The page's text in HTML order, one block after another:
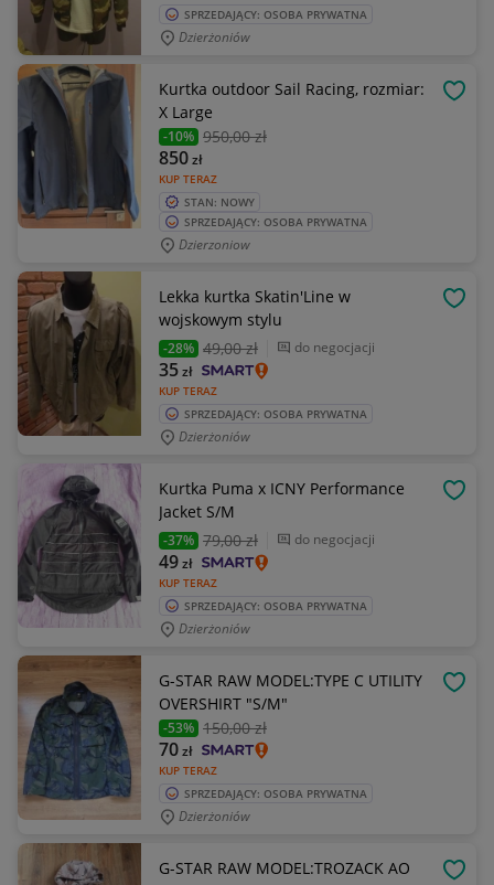
SPRZEDAJĄCY: OSOBA PRYWATNA
Dzierżoniów
Kurtka outdoor Sail Racing, rozmiar:
X Large
-10% 950,00 zł
KUP TERAZ
850zł
STAN: NOWY
SPRZEDAJĄCY: OSOBA PRYWATNA
Dzierzoniow
Lekka kurtka Skatin'Line w
wojskowym stylu
-28% 49,00 zł do negocjacji
KUP TERAZ
35zł
SPRZEDAJĄCY: OSOBA PRYWATNA
Dzierżoniów
Kurtka Puma x ICNY Performance
Jacket S/M
-37% 79,00 zł do negocjacji
KUP TERAZ
49zł
SPRZEDAJĄCY: OSOBA PRYWATNA
Dzierżoniów
G-STAR RAW MODEL:TYPE C UTILITY
OVERSHIRT "S/M"
-53% 150,00 zł
KUP TERAZ
70zł
SPRZEDAJĄCY: OSOBA PRYWATNA
Dzierżoniów
G-STAR RAW MODEL:TROZACK AO